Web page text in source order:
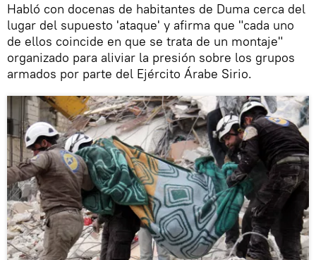
Habló con docenas de habitantes de Duma cerca del
lugar del supuesto 'ataque' y afirma que "cada uno
de ellos coincide en que se trata de un montaje"
organizado para aliviar la presión sobre los grupos
armados por parte del Ejército Árabe Sirio.